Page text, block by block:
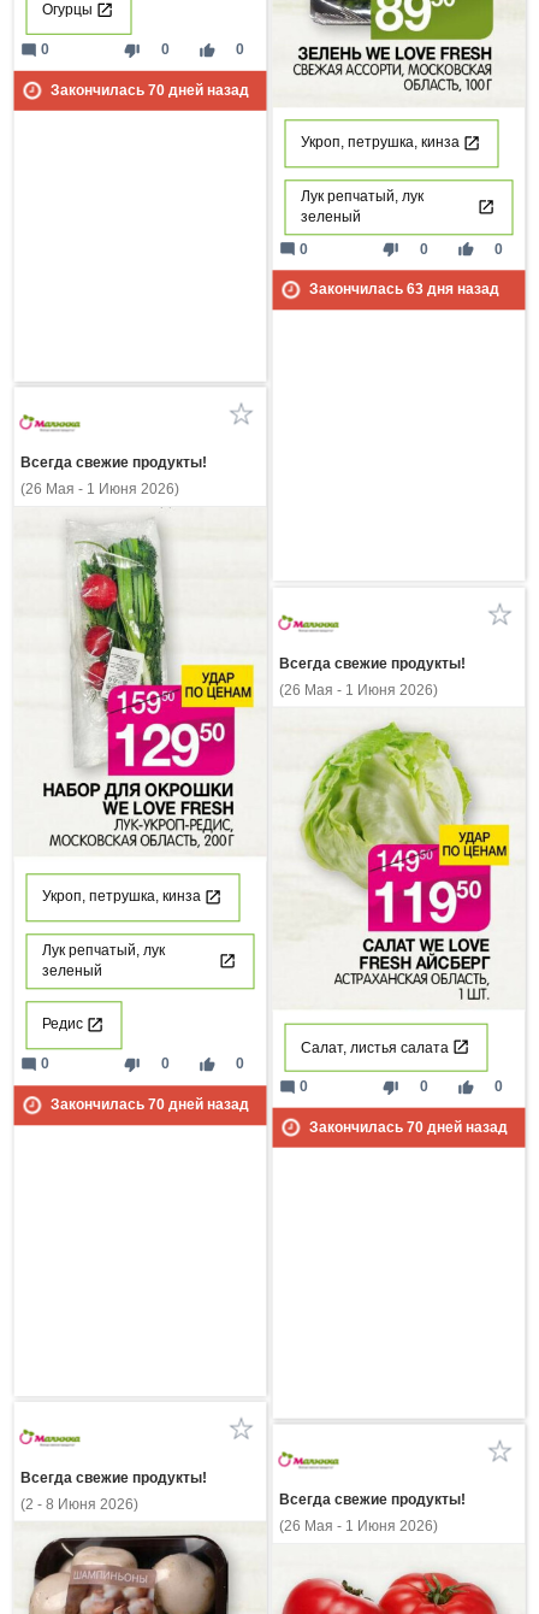
Огурцы
thumb_down 0 thumb_up 0
mode_comment 0
Закончилась 70дней назад
Укроп, петрушка, кинза
Лук репчатый, лук
зеленый
thumb_down 0 thumb_up 0
mode_comment 0
Закончилась 63дня назад
Всегда свежие продукты!
(26 Мая - 1 Июня 2026)
Укроп, петрушка, кинза
Лук репчатый, лук
зеленый
Редис
thumb_down 0 thumb_up 0
mode_comment 0
Закончилась 70дней назад
Всегда свежие продукты!
(26 Мая - 1 Июня 2026)
Салат, листья салата
thumb_down 0 thumb_up 0
mode_comment 0
Закончилась 70дней назад
Всегда свежие продукты!
(2 - 8 Июня 2026)
Всегда свежие продукты!
(26 Мая - 1 Июня 2026)